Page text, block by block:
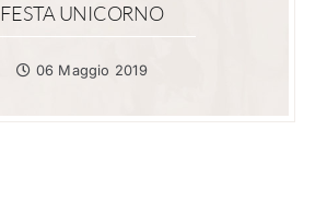
FESTA UNICORNO
06 Maggio 2019